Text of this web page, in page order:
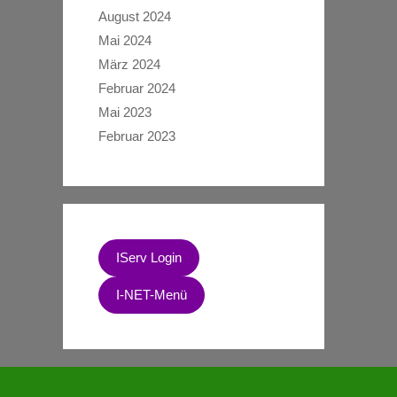
August 2024
Mai 2024
März 2024
Februar 2024
Mai 2023
Februar 2023
IServ Login
I-NET-Menü